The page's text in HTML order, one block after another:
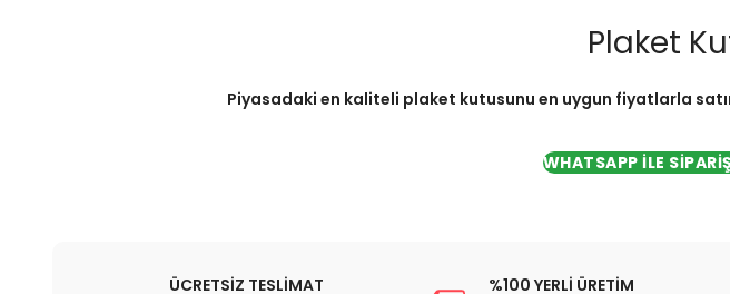
Plaket
Piyasadaki en kaliteli plaket kutusunu en uygun fiyatlarla
WHATSAPP İLE SİPARİŞ
ÜCRETSİZ TESLİMAT %100 YERLİ ÜRETİM